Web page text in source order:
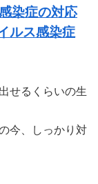
染症の対応
ルス感染症
せるくらいの生
今、しっかり対